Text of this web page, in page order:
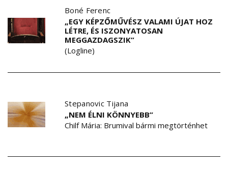
Boné Ferenc
„EGY KÉPZŐMŰVÉSZ VALAMI ÚJAT HOZ
LÉTRE, ÉS ISZONYATOSAN
MEGGAZDAGSZIK”
(Logline)
Stepanovic Tijana
„NEM ÉLNI KÖNNYEBB”
Chilf Mária: Brumival bármi megtörténhet